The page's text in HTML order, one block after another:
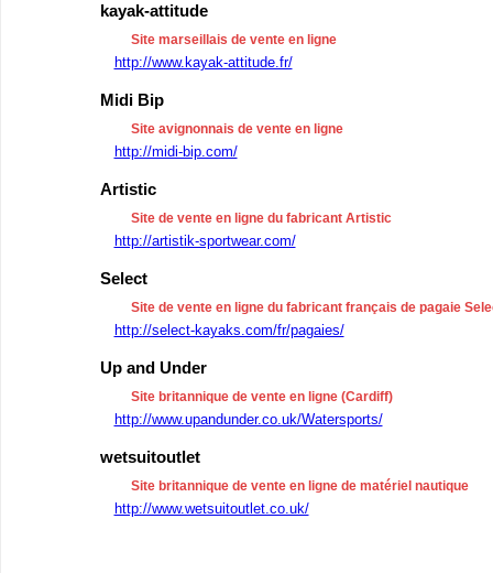
kayak-attitude
Site marseillais de vente en ligne
http://www.kayak-attitude.fr/
Midi Bip
Site avignonnais de vente en ligne
http://midi-bip.com/
Artistic
Site de vente en ligne du fabricant Artistic
http://artistik-sportwear.com/
Select
Site de vente en ligne du fabricant français de pagaie
http://select-kayaks.com/fr/pagaies/
Up and Under
Site britannique de vente en ligne (Cardiff)
http://www.upandunder.co.uk/Watersports/
wetsuitoutlet
Site britannique de vente en ligne de matériel nautique
http://www.wetsuitoutlet.co.uk/